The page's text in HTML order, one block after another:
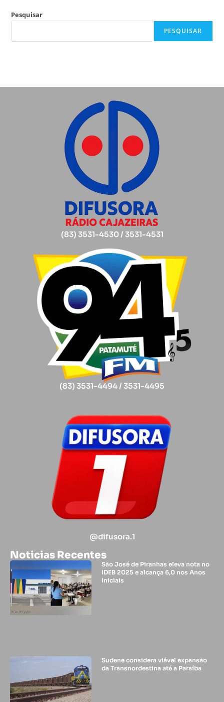
Pesquisar
PESQUISAR
(83) 3531-4530 / 3531-4531
(83) 3531-4494 / 3531-4495
@difusora.1
Noticias Recentes
São José de Piranhas eleva nota no
IDEB 2025 e alcança 6,0 nos Anos
Iniciais
Sudene considera viável expansão
da Transnordestina até a Paraíba